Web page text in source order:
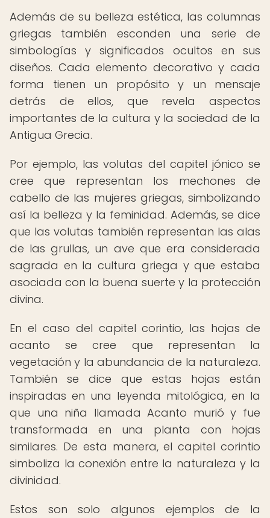
Además de su belleza estética, las columnas
griegas también esconden una serie de
simbologías y significados ocultos en sus
diseños. Cada elemento decorativo y cada
forma tienen un propósito y un mensaje
detrás de ellos, que revela aspectos
importantes de la cultura y la sociedad de la
Antigua Grecia.
Por ejemplo, las volutas del capitel jónico se
cree que representan los mechones de
cabello de las mujeres griegas, simbolizando
así la belleza y la feminidad. Además, se dice
que las volutas también representan las alas
de las grullas, un ave que era considerada
sagrada en la cultura griega y que estaba
asociada con la buena suerte y la protección
divina.
En el caso del capitel corintio, las hojas de
acanto se cree que representan la
vegetación y la abundancia de la naturaleza.
También se dice que estas hojas están
inspiradas en una leyenda mitológica, en la
que una niña llamada Acanto murió y fue
transformada en una planta con hojas
similares. De esta manera, el capitel corintio
simboliza la conexión entre la naturaleza y la
divinidad.
Estos son solo algunos ejemplos de la